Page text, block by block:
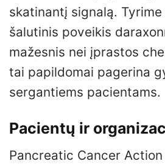
skatinantį signalą.
šalutinis poveikis
mažesnis nei įprastos
tai papildomai pagerina
sergantiems pacientams.
Pacientų ir
Pancreatic Cancer